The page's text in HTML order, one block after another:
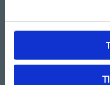
E-mail:info@lucks.se
Vanliga frågor